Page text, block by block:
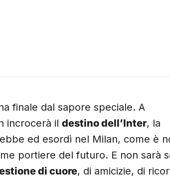
finale dal sapore speciale. A
incrocerà il destino dell’Inter, la
ed esordì nel Milan, come è
portiere del futuro. E non sarà
di cuore, di amicizie, di